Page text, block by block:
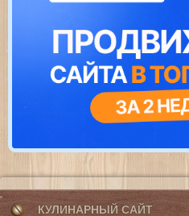
КУЛИНАРНЫЙ САЙТ